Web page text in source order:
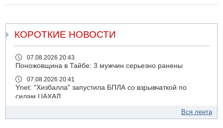
КОРОТКИЕ НОВОСТИ
07.08.2026 20:43
Поножовщина в Тайбе: 3 мужчин серьезно ранены
07.08.2026 20:41
Ynet: "Хизбалла" запустила БПЛА со взрывчаткой по
силам ЦАХАЛ
ДТП в Ашдоде: тяжело ранены двое маленьких детей
Вся лента